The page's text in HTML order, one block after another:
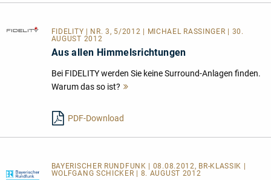
FIDELITY
| NR. 3, 5/2012 | MICHAEL RASSINGER | 30.
AUGUST 2012
Aus allen Himmelsrichtungen
Bei FIDELITY werden Sie keine Surround-Anlagen finden.
Warum das so ist?
PDF-Download
BAYERISCHER RUNDFUNK | 08.08.2012, BR-KLASSIK |
WOLFGANG SCHICKER | 8. AUGUST 2012